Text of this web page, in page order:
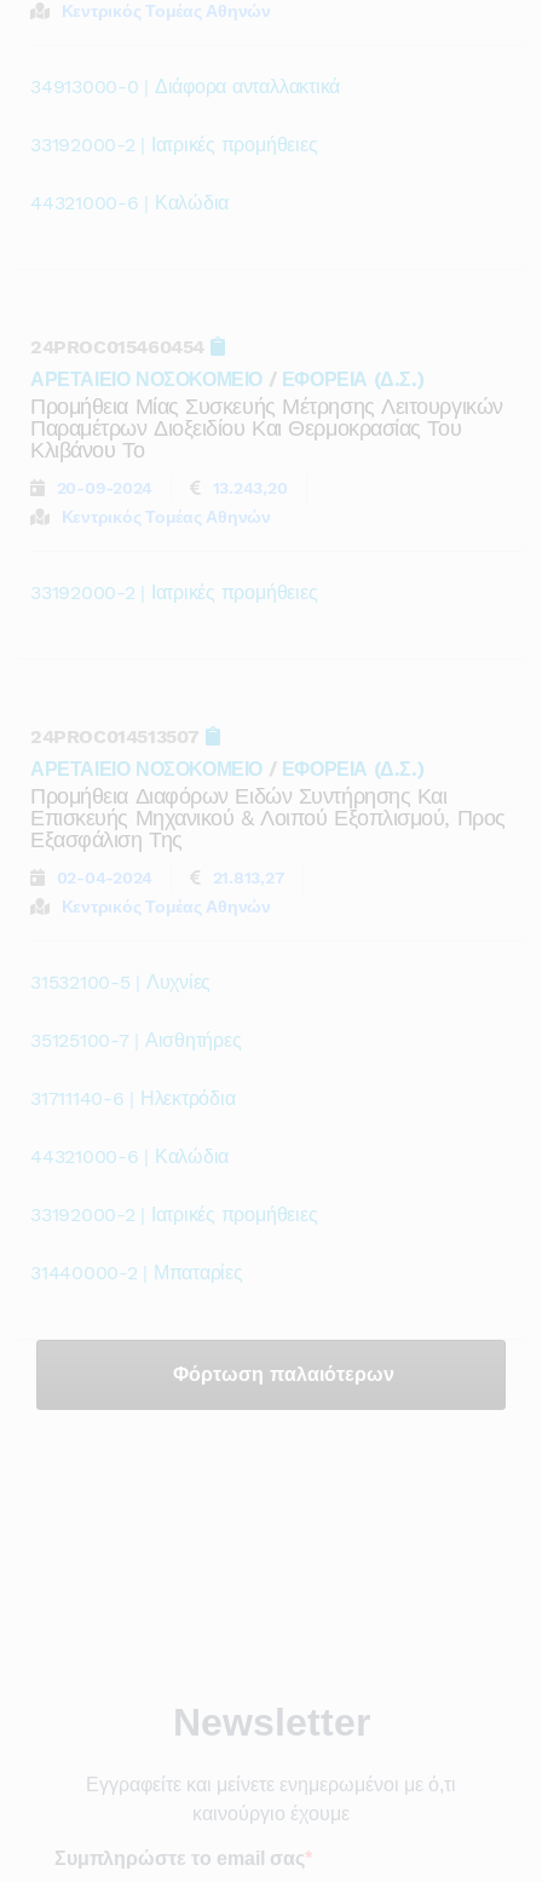
Κεντρικός Τομέας Αθηνών
34913000-0 | Διάφορα ανταλλακτικά
33192000-2 | Ιατρικές προμήθειες
44321000-6 | Καλώδια
24PROC015460454
ΑΡΕΤΑΙΕΙΟ ΝΟΣΟΚΟΜΕΙΟ / ΕΦΟΡΕΙΑ (Δ.Σ.)
Προμήθεια Μίας Συσκευής Μέτρησης Λειτουργικών
Παραμέτρων Διοξειδίου Και Θερμοκρασίας Του
Κλιβάνου Το
20-09-2024
13.243,20
Κεντρικός Τομέας Αθηνών
33192000-2 | Ιατρικές προμήθειες
24PROC014513507
ΑΡΕΤΑΙΕΙΟ ΝΟΣΟΚΟΜΕΙΟ / ΕΦΟΡΕΙΑ (Δ.Σ.)
Προμήθεια Διαφόρων Ειδών Συντήρησης Και
Επισκευής Μηχανικού & Λοιπού Εξοπλισμού, Προς
Εξασφάλιση Της
02-04-2024
21.813,27
Κεντρικός Τομέας Αθηνών
31532100-5 | Λυχνίες
35125100-7 | Αισθητήρες
31711140-6 | Ηλεκτρόδια
44321000-6 | Καλώδια
33192000-2 | Ιατρικές προμήθειες
31440000-2 | Μπαταρίες
Φόρτωση παλαιότερων